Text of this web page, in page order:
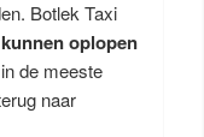
Botlek Taxi
oplopen
de meeste
naar